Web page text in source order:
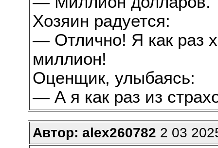
Хозяин радуется:
— Отлично! Я как раз
миллион!
Оценщик, улыбаясь:
— А я как раз из
Автор: alex260782 2 03